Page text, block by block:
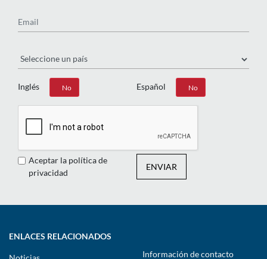
Inglés
Sí No Español
Sí No
Aceptar la política de
privacidad
ENVIAR
ENLACES RELACIONADOS
Información de contacto